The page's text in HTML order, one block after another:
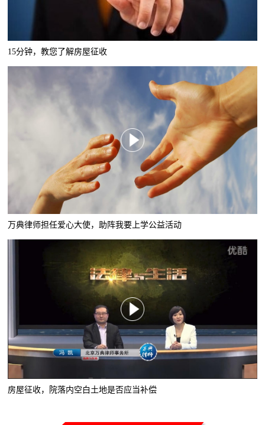
15分钟，教您了解房屋征收
万典律师担任爱心大使，助阵我要上学公益活动
房屋征收，院落内空白土地是否应当补偿